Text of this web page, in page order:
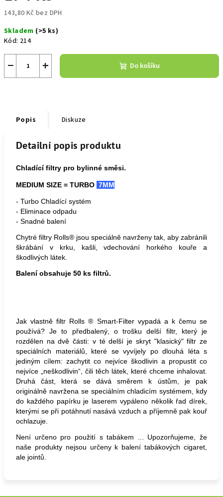
143,80 Kč bez DPH
cena:
Skladem (>5 ks)
Kód: 214
+
− Do košíku
Popis Diskuze
Detailní popis produktu
Chladící filtry pro bylinné směsi.
MEDIUM SIZE = TURBO 7MM
- Turbo Chladící systém
- Eliminace odpadu
- Snadné balení
Chytré filtry Rolls® jsou speciálně navrženy tak, aby zabránili
škrábání v krku, kašli, vdechování horkého kouře a
škodlivých látek.
Balení obsahuje 50 ks filtrů.
Jak vlastně filtr Rolls ® Smart-Filter vypadá a k čemu se
používá? Je to předbalený, o trošku delší filtr, který je
rozdělen na dvě části: v té delší je skryt "klasický" filtr ze
speciálních materiálů, které se vyvíjely po dlouhá léta s
jediným cílem: zachytit co nejvíce škodlivin a propustit co
nejvíce „neškodlivin“, čili těch látek, které chceme inhalovat.
Druhá část, která se dává směrem k ústům, je pak
originálně navržena se speciálním chladicím systémem, kdy
do každého papírku je laserem vypáleno několik řad dírek,
kterými se při potáhnutí nasává vzduch a příjemně pak kouř
ochlazuje.
Není určeno pro použití s tabákem ... Upozorňujeme, že
naše produkty nejsou určeny k balení tabákových cigaret,
ale jointů.